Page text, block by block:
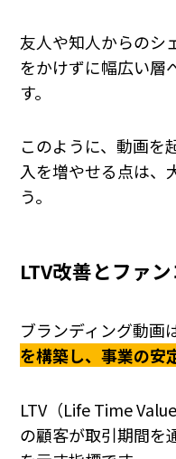
友人や知人からのシ
をかけずに幅広い層
す。
このように、動画を
入を増やせる点は、
う。
LTV改善とファ
ブランディング動画
を構築し、事業の安
LTV（Life Time
の顧客が取引期間を